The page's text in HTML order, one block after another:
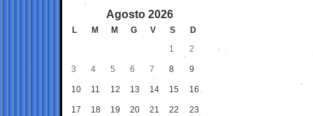
Agosto 2026
L M M G V S
D
1
2
3 4 5 6 7 8 9
10 11 12 13 14 15 16
17 18 19 20 21 22 23